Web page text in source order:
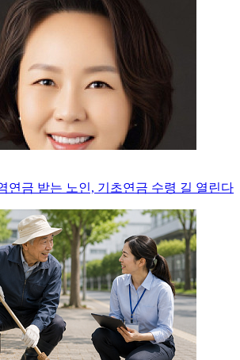
연금 받는 노인, 기초연금 수령 길 열린다